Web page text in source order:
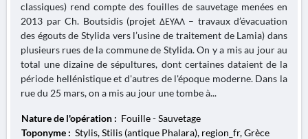
classiques) rend compte des fouilles de sauvetage menées en
2013 par Ch. Boutsidis (projet ΔΕΥΑΛ – travaux d’évacuation
des égouts de Stylida vers l’usine de traitement de Lamia) dans
plusieurs rues de la commune de Stylida. On y a mis au jour au
total une dizaine de sépultures, dont certaines dataient de la
période hellénistique et d'autres de l'époque moderne. Dans la
rue du 25 mars, on a mis au jour une tombe à...
Nature de l'opération : Fouille - Sauvetage
Toponyme : Stylis, Stilis (antique Phalara), region_fr, Grèce